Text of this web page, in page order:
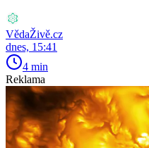
VědaŽivě.cz
dnes, 15:41
4 min
Reklama